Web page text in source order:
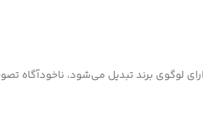
لوگوی برند تبدیل می‌شود، ناخودآگاه